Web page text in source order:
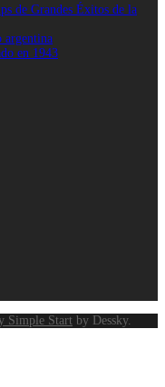
de Grandes Éxitos de la
argentina
en 1943
Simple Start by Dessky.